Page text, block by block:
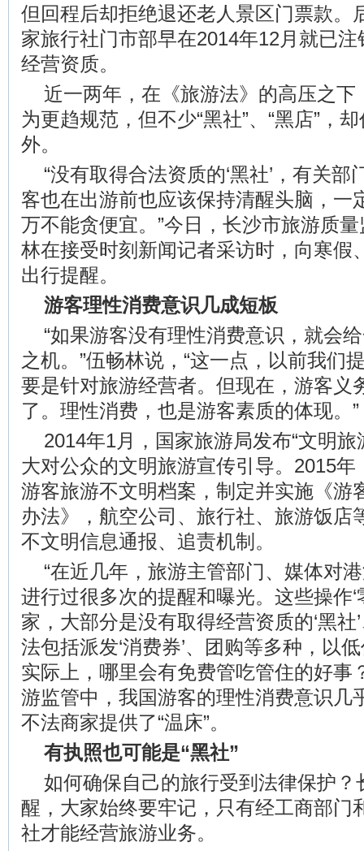
但回程后却拒绝退还老人景区门票款。
家旅行社门市部早在2014年12月就已
经营资质。
近一两年，在《旅游法》的高压之下
为更趋规范，但不少“黑社”、“黑店”，
外。
“没有取得合法资质的‘黑社’，有关
客也在出游前也应该保持清醒头脑，一
万不能贪便宜。”今日，长沙市旅游质
林在接受时刻新闻记者采访时，向寒假
出行提醒。
游客理性消费意识几成短板
“如果游客没有理性消费意识，就会
之机。”伍畅林说，“这一点，以前我们
要是针对旅游经营者。但现在，游客义
了。理性消费，也是游客素质的体现。”
2014年1月，国家旅游局发布“文明
大对公众的文明旅游宣传引导。2015
游客旅游不文明档案，制定并实施《游
办法》，航空公司、旅行社、旅游饭店
不文明信息通报、追责机制。
“在近几年，旅游主管部门、媒体对
进行过很多次的提醒和曝光。这些操作‘
家，大部分是没有取得经营资质的‘黑社
法包括派发‘消费券’、团购等多种，以
实际上，哪里会有免费管吃管住的好事
游监管中，我国游客的理性消费意识几
不法商家提供了“温床”。
有执照也可能是“黑社”
如何确保自己的旅行受到法律保护？
醒，大家始终要牢记，只有经工商部门
社才能经营旅游业务。